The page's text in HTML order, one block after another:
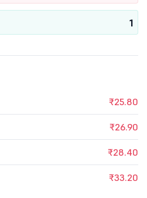
1
₹25.80
₹26.90
₹28.40
₹33.20